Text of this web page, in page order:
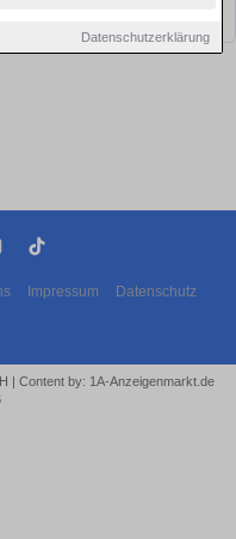
Datenschutzerklärung
Impressum Datenschutz
| Content by: 1A-Anzeigenmarkt.de